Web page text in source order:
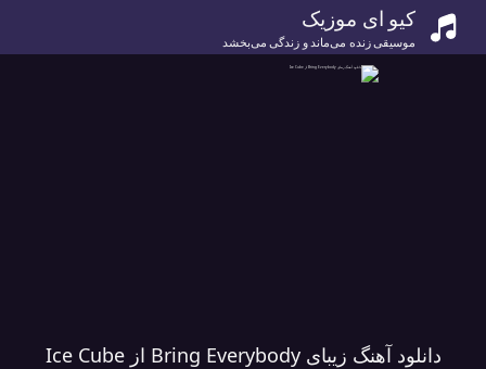
کیو ای موزیک
موسیقی زنده می‌ماند و زندگی می‌بخشد
دانلود آهنگ زیبای Bring Everybody از Ice Cube